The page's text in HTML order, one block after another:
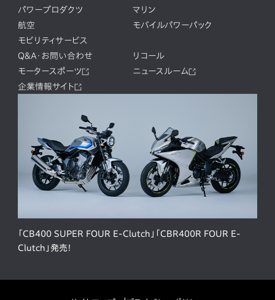
パワープロダクツ
マリン
航空
モバイルパワーパック
モビリティサービス
Q&A・お問い合わせ
リコール
モータースポーツ
ニュースルーム
企業情報サイト
「CB400 SUPER FOUR E-Clutch」「CBR400R FOUR E-
Clutch」発売！